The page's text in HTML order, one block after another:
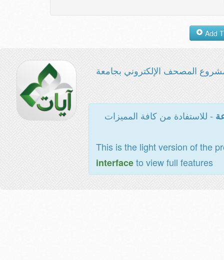
المصحف الإلكتروني بجامعة
- للاستفادة من كافة المميزات
This is the light version of the
interfaceto view full features